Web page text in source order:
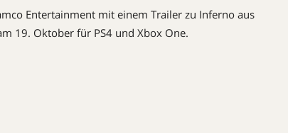
Entertainment mit einem Trailer zu Inferno aus
19. Oktober für PS4 und Xbox One.